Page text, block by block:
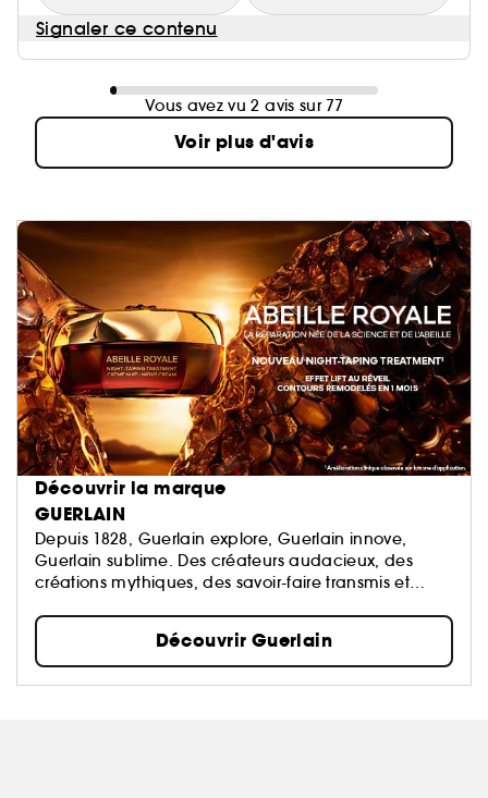
Signaler ce contenu
Vous avez vu 2 avis sur 77
Voir plus d'avis
Découvrir la marque
GUERLAIN
Depuis 1828, Guerlain explore, Guerlain innove,
Guerlain sublime. Des créateurs audacieux, des
créations mythiques, des savoir-faire transmis et
Découvrir Guerlain